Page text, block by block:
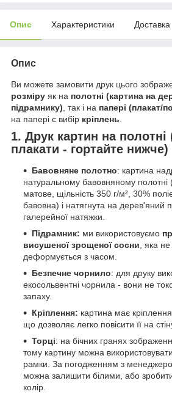
Опис Характеристики Доставка
Опис
Ви можете замовити друк цього
розміру як на полотні (картина на
підрамнику) , так і на папері (плакат/
на папері є вибір кріплень
1. Друк картин на полотні
плакати - гортайте нижче)
Бавовняне полотно: картина
натуральному бавовняному полотні
матове, щільність 350 г/м², 30%
бавовна) і натягнута на дерев'яний
галерейної натяжки.
Підрамник: ми використовуємо
висушеної зрощеної сосни, яка не
деформується з часом.
Безпечне чорнило: для друку
екосольвентні чорнила - вони не
запаху.
Кріплення: картина має
що дозволяє легко повісити її на
Торці: на бічних гранях
тому картину можна
рамки. За погодженням з
можна залишити білими, або
колір.